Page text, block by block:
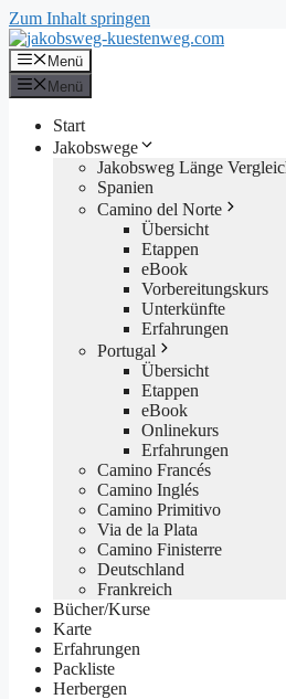
Zum Inhalt springen
Menü
Menü
Start
Jakobswege
Jakobsweg Länge
Spanien
Camino del Norte
Übersicht
Etappen
eBook
Vorbereitungskurs
Unterkünfte
Erfahrungen
Portugal
Übersicht
Etappen
eBook
Onlinekurs
Erfahrungen
Camino Francés
Camino Inglés
Camino Primitivo
Via de la Plata
Camino Finisterre
Deutschland
Frankreich
Bücher/Kurse
Karte
Erfahrungen
Packliste
Herbergen